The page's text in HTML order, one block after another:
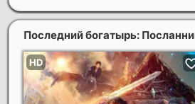
Последний богатырь: